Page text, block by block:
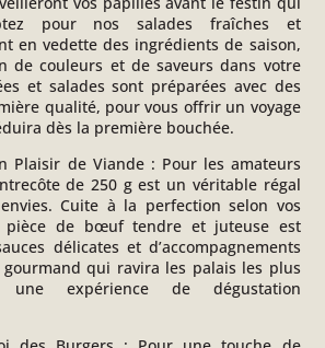
pour nos salades fraîches et
en vedette des ingrédients de saison,
de couleurs et de saveurs dans votre
et salades sont préparées avec des
qualité, pour vous offrir un voyage
dès la première bouchée.
Plaisir de Viande : Pour les amateurs
de 250 g est un véritable régal
Cuite à la perfection selon vos
pièce de bœuf tendre et juteuse est
délicates et d’accompagnements
qui ravira les palais les plus
une expérience de dégustation